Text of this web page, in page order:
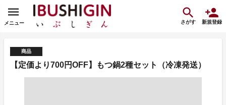
メニュー さがす 新規登録
商品
【定価より700円OFF】もつ鍋2種セット（冷凍発送）